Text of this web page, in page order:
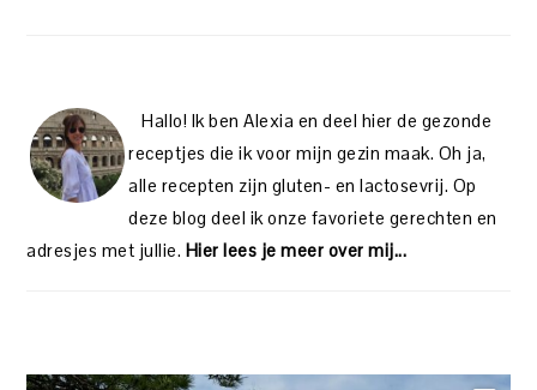
Hallo! Ik ben Alexia en deel hier de gezonde
receptjes die ik voor mijn gezin maak. Oh ja,
alle recepten zijn gluten- en lactosevrij. Op
deze blog deel ik onze favoriete gerechten en
adresjes met jullie. Hier lees je meer over mij...